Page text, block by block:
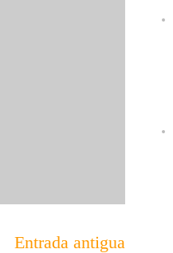
Entrada antigua